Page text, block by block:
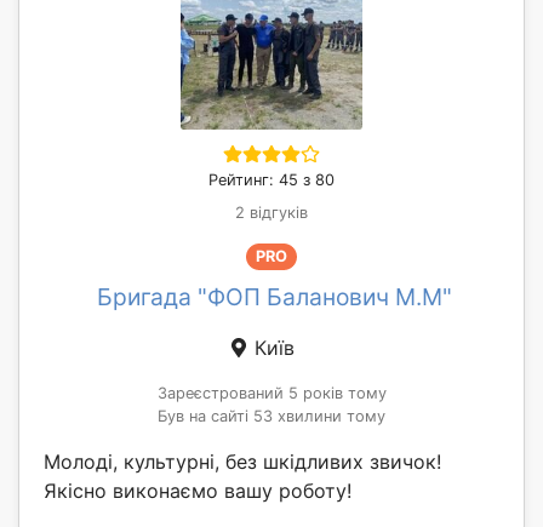
Рейтинг: 45 з 80
2 відгуків
PRO
Бригада "ФОП Баланович М.М"
Київ
Зареєстрований 5 років тому
Був на сайті 53 хвилини тому
Молоді, культурні, без шкідливих звичок!
Якісно виконаємо вашу роботу!